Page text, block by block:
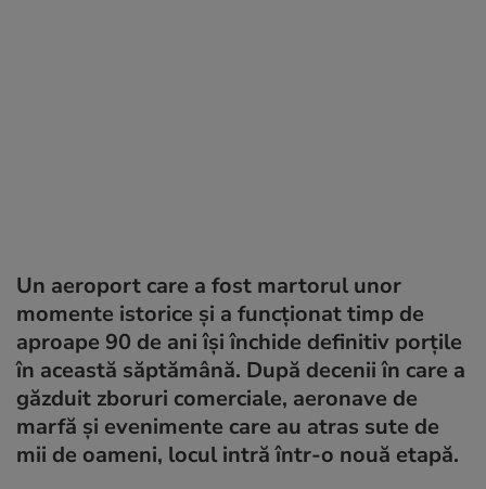
Un aeroport care a fost martorul unor
momente istorice și a funcționat timp de
aproape 90 de ani își închide definitiv porțile
în această săptămână. După decenii în care a
găzduit zboruri comerciale, aeronave de
marfă și evenimente care au atras sute de
mii de oameni, locul intră într-o nouă etapă.